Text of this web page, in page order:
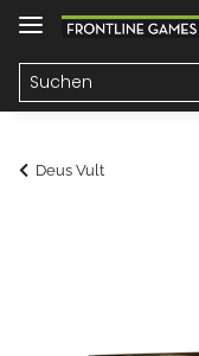
Deus Vult